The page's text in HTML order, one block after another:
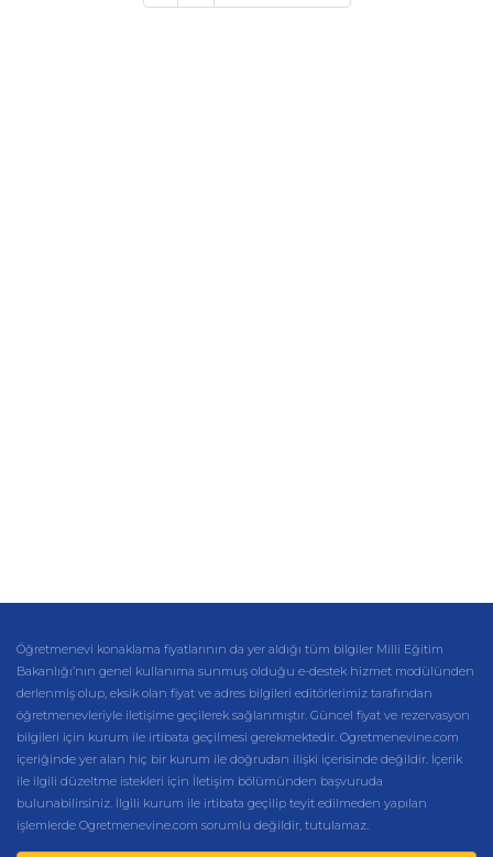
Öğretmenevi konaklama fiyatlarının da yer aldığı tüm bilgiler Milli Eğitim
Bakanlığı’nın genel kullanıma sunmuş olduğu e-destek hizmet modülünden
derlenmiş olup, eksik olan fiyat ve adres bilgileri editörlerimiz tarafından
öğretmenevleriyle iletişime geçilerek sağlanmıştır. Güncel fiyat ve rezervasyon
bilgileri için kurum ile irtibata geçilmesi gerekmektedir. Ogretmenevine.com
içeriğinde yer alan hiç bir kurum ile doğrudan ilişki içerisinde değildir. İçerik
ile ilgili düzeltme istekleri için İletişim bölümünden başvuruda
bulunabilirsiniz. İlgili kurum ile irtibata geçilip teyit edilmeden yapılan
işlemlerde Ogretmenevine.com sorumlu değildir, tutulamaz.